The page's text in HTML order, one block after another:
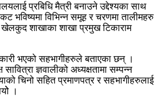
प्रबिधि मैत्री बनाउने उद्देश्यका साथ
भविष्यमा विभिन्न समूह र चरणमा तालीमहरु
खेलकुद शाखाका शाखा प्रमुख टिकाराम
भएको सहभागीहरुले बताएका छन् ।
ज्ञवालीको अध्यक्षतामा सम्पन्न
चिनो सहित प्रमाणपत्र र सहभागीहरुलाई
।